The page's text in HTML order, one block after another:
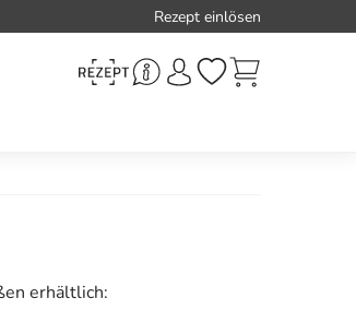
Rezept einlösen
erhältlich: